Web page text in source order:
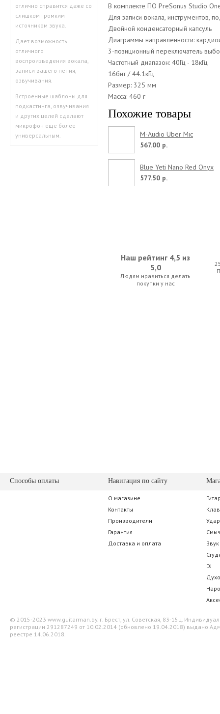
отлично справится даже со
слишком громким
источником звука.
Дает возможность
отличного
воспроизведения вокала,
записи вашего пения,
озвучивания.
Встроенные шаблоны для
подкастинга, озвучивания
и других целей сделают
микрофон еще более
универсальным.
В комплекте ПО PreSonus Studio
Для записи вокала, инструментов,
Двойной конденсаторный капсуль
Диаграммы направленности:
3-позиционный переключатель
Частотный диапазон: 40Гц - 18кГц
16бит / 44.1кГц
Размер: 325 мм
Масса: 460 г
Похожие товары
M-Audio Uber Mic
567.00 р.
Blue Yeti Nano Red Onyx
577.50 р.
Наш рейтинг 4,5 из
5,0
Людям нравиться делать
покупки у нас
Способы оплаты Навигация по сайту
О магазине
Контакты
Производители
Гарантия
Доставка и оплата
Звук
DJ
© 2015-2023 www.guitarman.by. г. Брест, ул. Советская, 83-15ц.
регистрации 291287249 от 10.02.2014 (обновлено 19.04.2018) выдано
реестре 14.06.2018.